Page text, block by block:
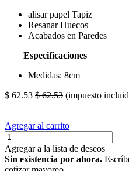
alisar papel Tapiz
Resanar Huecos
Acabados en Paredes
Especificaciones
Medidas: 8cm
$ 62.53 $62.53 (impuesto
Agregar al carrito
Agregar a la lista de deseos
Sin existencia por ahora.